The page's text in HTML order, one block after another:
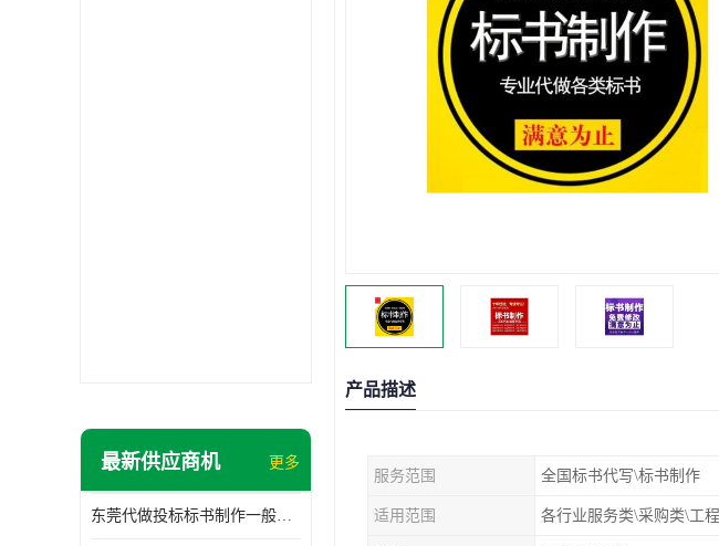
最新供应商机 更多
东莞代做投标标书制作一般收费多少钱 服务好
产品描述
服务范围 全国标书代写\标书制作
适用范围 各行业服务类\采购类\工